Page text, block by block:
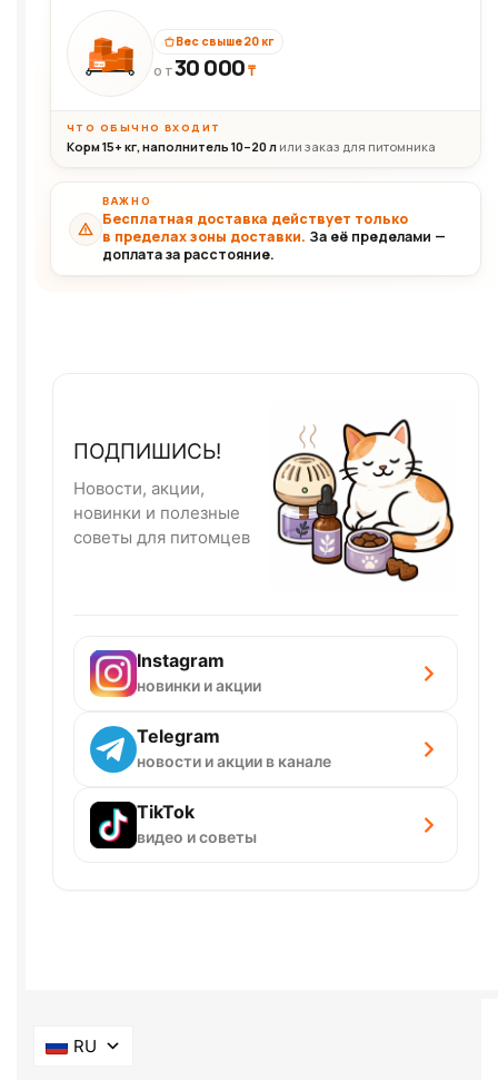
30+кг
Вес свыше 20 кг
ОТ30 000₸
ЧТО ОБЫЧНО ВХОДИТ
Корм 15+ кг, наполнитель 10–20 л или заказ для питомника
ВАЖНО
Бесплатная доставка действует только
в пределах зоны доставки. За её пределами —
доплата за расстояние.
ПОДПИШИСЬ!
Новости, акции,
новинки и полезные
советы для питомцев
Instagram
новинки и акции
Telegram
новости и акции в канале
TikTok
видео и советы
RU